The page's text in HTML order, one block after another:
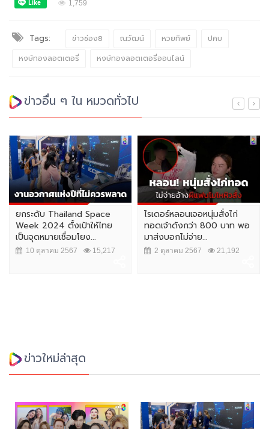
1,759
Tags: ข่าวช่อง8 ณวัฒน์ หวยทิพย์
ปคบ
หงษ์ทองลอตเตอรี่
หงษ์ทองลอตเตอรี่ออนไลน์
ข่าวอื่น ๆ ใน หมวดทั่วไป
ยกระดับ Thailand Space
Week 2024 ตั้งเป้าให้ไทย
เป็นจุดหมายเชื่อมโยง...
10 ตุลาคม 2567 15,217
ไรเดอร์หลอนเจอหนุ่มสั่งไก่
ทอดเจ้าดังกว่า 800 บาท พอ
มาส่งบอกไม่จ่าย...
2 ตุลาคม 2567 21,192
ข่าวใหม่ล่าสุด